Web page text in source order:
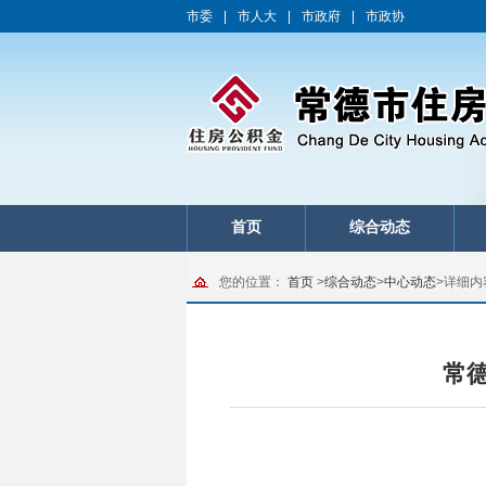
市委 市人大 市政府 市政协
首页 综合动态
您的位置： 首页 >综合动态>中心动态>详细内
常